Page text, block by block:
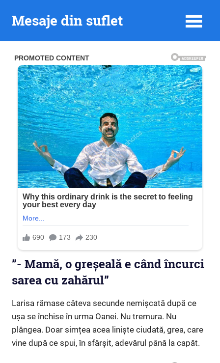
Mesaje din suflet
”- Mamă, o greșeală e când încurci
sarea cu zahărul”
Larisa rămase câteva secunde nemișcată după ce
ușa se închise în urma Oanei. Nu tremura. Nu
plângea. Doar simțea acea liniște ciudată, grea, care
vine după ce spui, în sfârșit, adevărul până la capăt.